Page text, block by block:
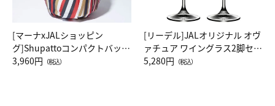
[マーナxJALショッピン
グ]Shupattoコンパクトバッグ
Drop JAL客室乗務員（LC）ス
3,960円 （税込）
[リーデル]JALオリジナル オヴ
ァチュア ワイングラス2脚セッ
ト（レッドワイン）
5,280円 （税込）